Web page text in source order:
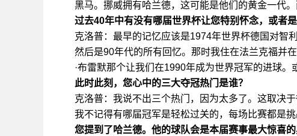
黑马。挪威拥有哈兰德，这可能是他们的黄金一代
过去40年中有没有哪届世界杯让您特别怀念，或者是
克洛普：最早的记忆应该是1974年世界杯德国对智
然后是90年代的所有回忆。那时我住在法兰克福并
·布雷默那个让我们在1990年成为世界冠军的进球。
此时此刻，您心中的三大夺冠热门是谁？
克洛普：我说不出三个热门，因为太多了。这取决
我不记得有哪届冠军是轻松过关的，每场比赛都是挑
您提到了哈兰德。他的球队会是本届赛事最大惊喜的